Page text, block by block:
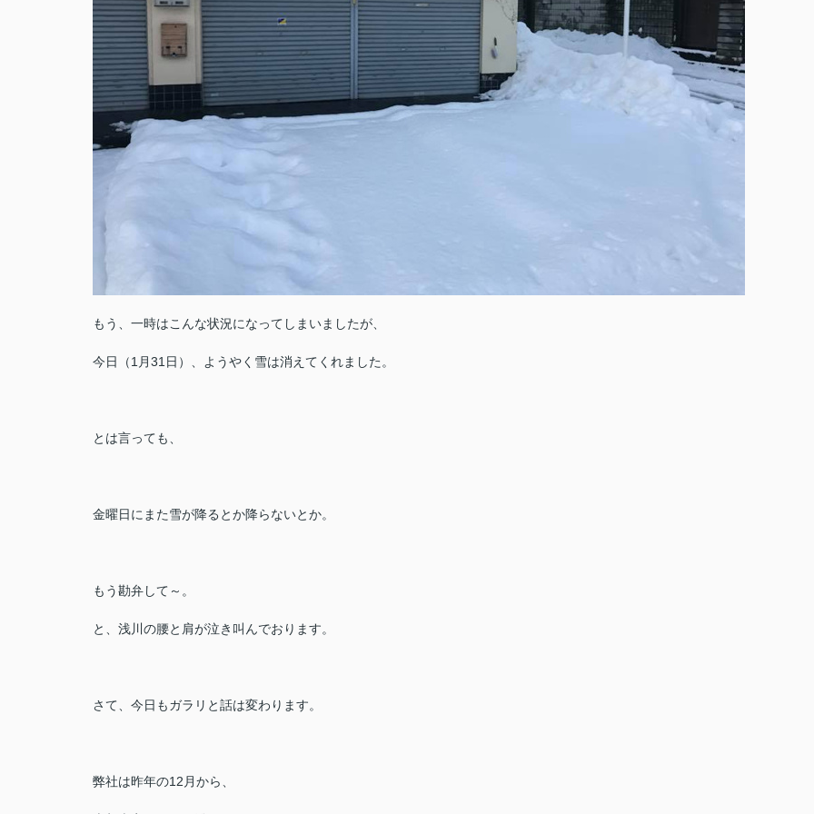
もう、一時はこんな状況になってしまいましたが、
今日（1月31日）、ようやく雪は消えてくれました。
とは言っても、
金曜日にまた雪が降るとか降らないとか。
もう勘弁して～。
と、浅川の腰と肩が泣き叫んでおります。
さて、今日もガラリと話は変わります。
弊社は昨年の12月から、